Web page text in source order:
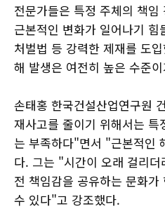
전문가들은 특정 주체의 책
근본적인 변화가 일어나기
처벌법 등 강력한 제재를 도
해 발생은 여전히 높은 수준
손태홍 한국건설산업연구원
재사고를 줄이기 위해서는
는 부족하다"면서 "근본적인
다. 그는 "시간이 오래 걸리
전 책임감을 공유하는 문화
수 있다"고 강조했다.